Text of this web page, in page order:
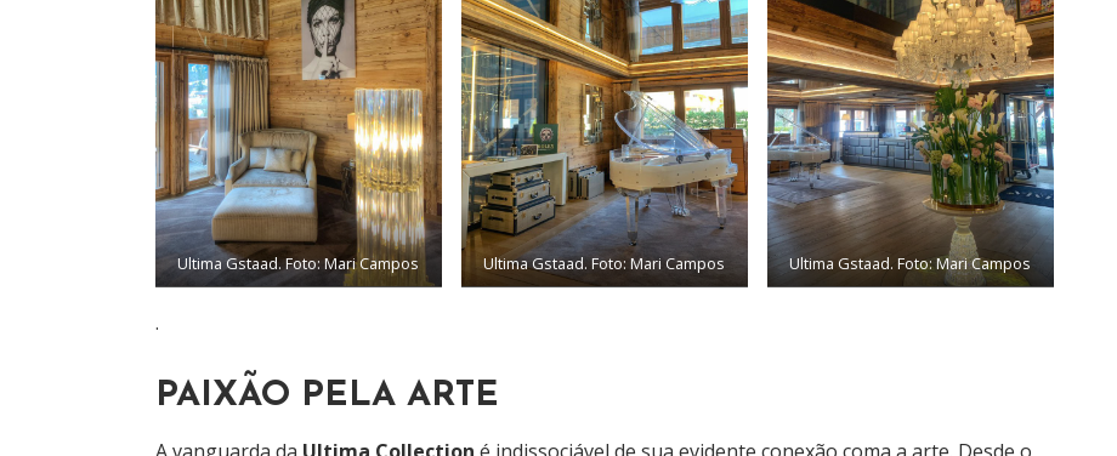
Ultima Gstaad. Foto: Mari Campos Ultima Gstaad. Foto: Mari Campos Ultima Gstaad. Foto: Mari Campos
.
PAIXÃO PELA ARTE